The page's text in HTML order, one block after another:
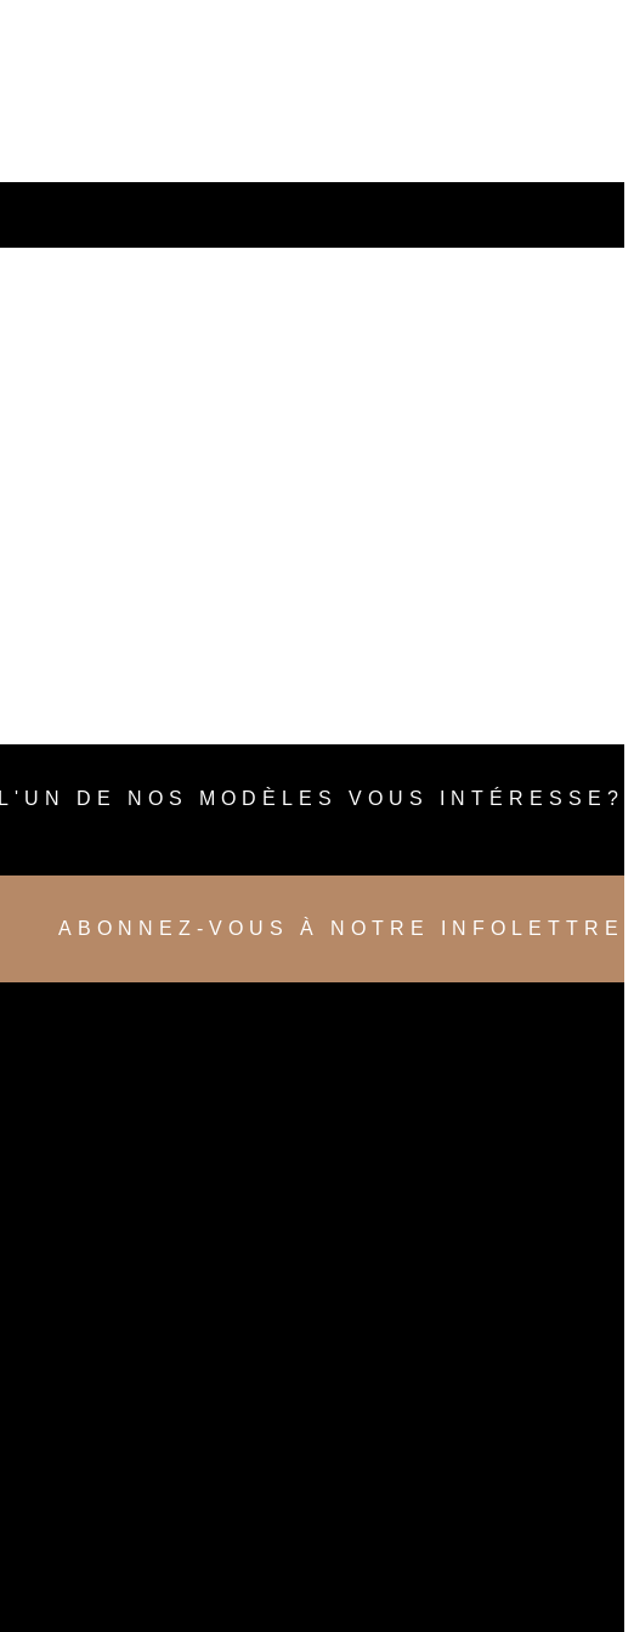
L'UN DE NOS MODÈLES VOUS INTÉRESSE?
ABONNEZ-VOUS À NOTRE INFOLETTRE